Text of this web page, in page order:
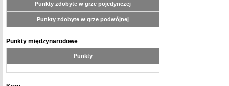
Punkty zdobyte w grze pojedynczej
Punkty zdobyte w grze podwójnej
Punkty międzynarodowe
Punkty